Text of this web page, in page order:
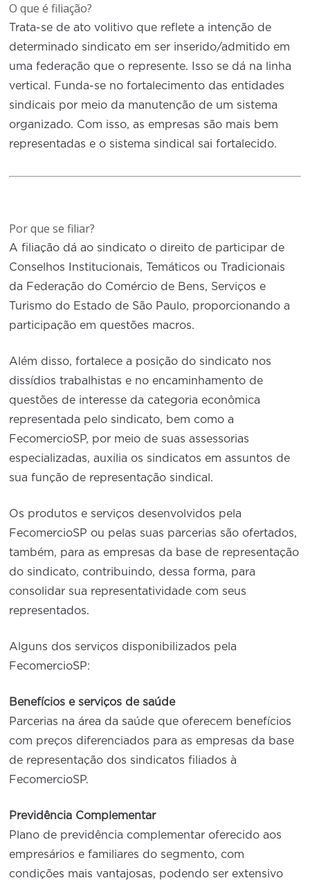
O que é filiação?
Trata-se de ato volitivo que reflete a intenção de
determinado sindicato em ser inserido/admitido em
uma federação que o represente. Isso se dá na linha
vertical. Funda-se no fortalecimento das entidades
sindicais por meio da manutenção de um sistema
organizado. Com isso, as empresas são mais bem
representadas e o sistema sindical sai fortalecido.
Por que se filiar?
A filiação dá ao sindicato o direito de participar de
Conselhos Institucionais, Temáticos ou Tradicionais
da Federação do Comércio de Bens, Serviços e
Turismo do Estado de São Paulo, proporcionando a
participação em questões macros.
Além disso, fortalece a posição do sindicato nos
dissídios trabalhistas e no encaminhamento de
questões de interesse da categoria econômica
representada pelo sindicato, bem como a
FecomercioSP, por meio de suas assessorias
especializadas, auxilia os sindicatos em assuntos de
sua função de representação sindical.
Os produtos e serviços desenvolvidos pela
FecomercioSP ou pelas suas parcerias são ofertados,
também, para as empresas da base de representação
do sindicato, contribuindo, dessa forma, para
consolidar sua representatividade com seus
representados.
Alguns dos serviços disponibilizados pela
FecomercioSP:
Benefícios e serviços de saúde
Parcerias na área da saúde que oferecem benefícios
com preços diferenciados para as empresas da base
de representação dos sindicatos filiados à
FecomercioSP.
Previdência Complementar
Plano de previdência complementar oferecido aos
empresários e familiares do segmento, com
condições mais vantajosas, podendo ser extensivo